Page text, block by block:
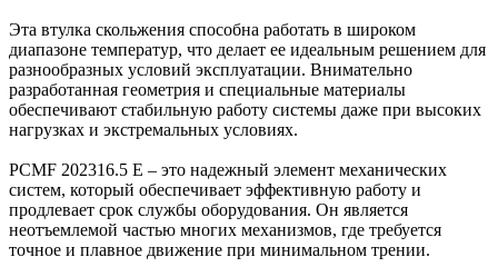
Эта втулка скольжения способна работать в широком
диапазоне температур, что делает ее идеальным решением для
разнообразных условий эксплуатации. Внимательно
разработанная геометрия и специальные материалы
обеспечивают стабильную работу системы даже при высоких
нагрузках и экстремальных условиях.
PCMF 202316.5 E – это надежный элемент механических
систем, который обеспечивает эффективную работу и
продлевает срок службы оборудования. Он является
неотъемлемой частью многих механизмов, где требуется
точное и плавное движение при минимальном трении.